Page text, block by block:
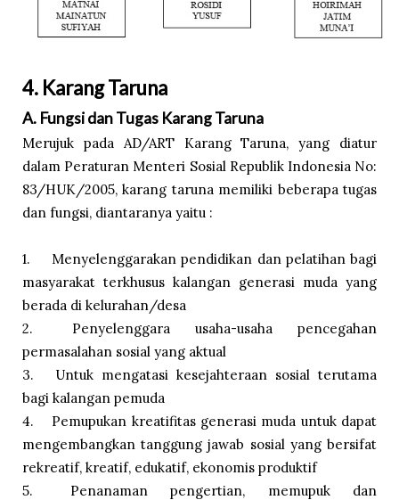
4. Karang Taruna
A. Fungsi dan Tugas Karang Taruna
Merujuk pada AD/ART Karang Taruna, yang diatur
dalam Peraturan Menteri Sosial Republik Indonesia No:
83/HUK/2005, karang taruna memiliki beberapa tugas
dan fungsi, diantaranya yaitu :
1.
Menyelenggarakan pendidikan dan pelatihan bagi
masyarakat terkhusus kalangan generasi muda yang
berada di kelurahan/desa
2.
Penyelenggara usaha-usaha pencegahan
permasalahan sosial yang aktual
3.
Untuk mengatasi kesejahteraan sosial terutama
bagi kalangan pemuda
4.
Pemupukan kreatifitas generasi muda untuk dapat
mengembangkan tanggung jawab sosial yang bersifat
rekreatif, kreatif, edukatif, ekonomis produktif
5.
Penanaman pengertian, memupuk dan